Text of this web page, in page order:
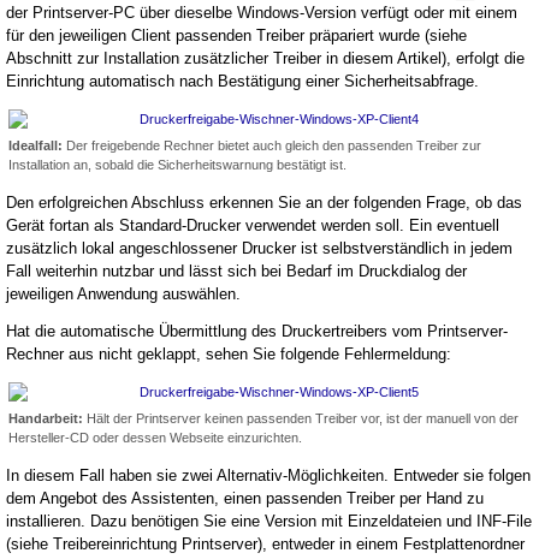
der Printserver-PC über dieselbe Windows-Version verfügt oder mit einem
für den jeweiligen Client passenden Treiber präpariert wurde (siehe
Abschnitt zur Installation zusätzlicher Treiber in diesem Artikel), erfolgt die
Einrichtung automatisch nach Bestätigung einer Sicherheitsabfrage.
Idealfall: Der freigebende Rechner bietet auch gleich den passenden Treiber zur
Installation an, sobald die Sicherheitswarnung bestätigt ist.
Den erfolgreichen Abschluss erkennen Sie an der folgenden Frage, ob das
Gerät fortan als Standard-Drucker verwendet werden soll. Ein eventuell
zusätzlich lokal angeschlossener Drucker ist selbstverständlich in jedem
Fall weiterhin nutzbar und lässt sich bei Bedarf im Druckdialog der
jeweiligen Anwendung auswählen.
Hat die automatische Übermittlung des Druckertreibers vom Printserver-
Rechner aus nicht geklappt, sehen Sie folgende Fehlermeldung:
Handarbeit: Hält der Printserver keinen passenden Treiber vor, ist der manuell von der
Hersteller-CD oder dessen Webseite einzurichten.
In diesem Fall haben sie zwei Alternativ-Möglichkeiten. Entweder sie folgen
dem Angebot des Assistenten, einen passenden Treiber per Hand zu
installieren. Dazu benötigen Sie eine Version mit Einzeldateien und INF-File
(siehe Treibereinrichtung Printserver), entweder in einem Festplattenordner